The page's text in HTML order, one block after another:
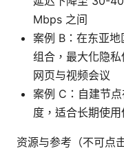
Mbps 之间
案例 B：在东亚
组合，最大化隐
网页与视频会议
案例 C：自建节
度，适合长期使
资源与参考（不可点